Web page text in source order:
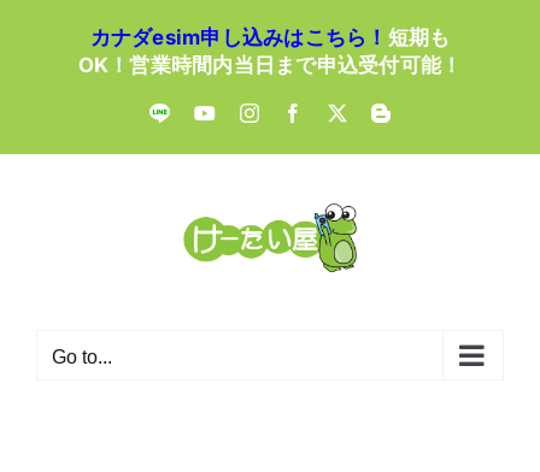
カナダesim申し込みはこちら！ 短期も
OK！営業時間内当日まで申込受付可能！
LINE YouTubeInstagramFacebook
X Blogger
Go to...